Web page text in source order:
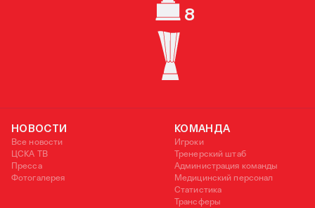
8
НОВОСТИ
Все новости
ЦСКА ТВ
Пресса
Фотогалерея
КОМАНДА
Игроки
Тренерский штаб
Администрация команды
Медицинский персонал
Статистика
Трансферы